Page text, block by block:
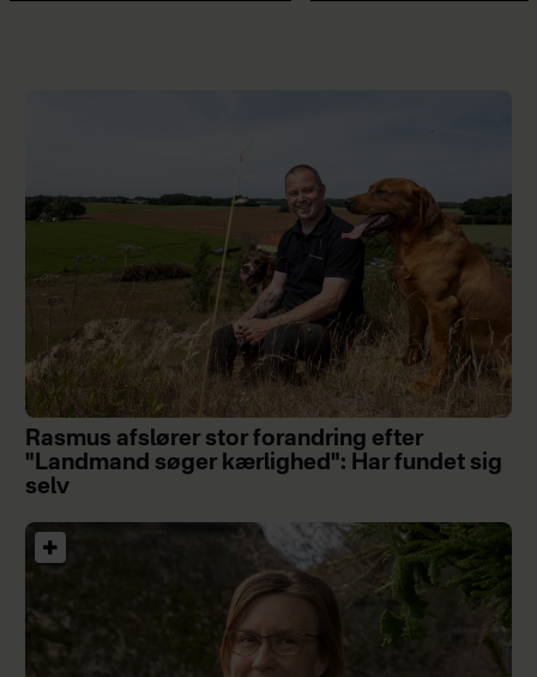
Rasmus afslører stor forandring efter
"Landmand søger kærlighed": Har fundet sig
selv